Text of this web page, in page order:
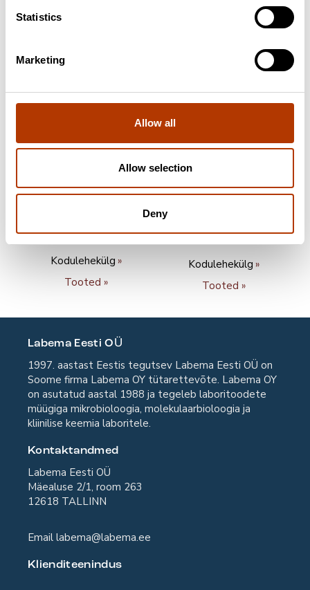
Statistics
Marketing
Allow all
Allow selection
Deny
Tooted
Neogen Ireland Ltd.
Tooted
Kodulehekülg
Tooted
Consultants Ltd
Kodulehekülg
Tooted
Labema Eesti OÜ
1997. aastast Eestis tegutsev Labema Eesti OÜ on
Soome firma Labema OY tütarettevõte. Labema OY
on asutatud aastal 1988 ja tegeleb laboritoodete
müügiga mikrobioloogia, molekulaarbioloogia ja
kliinilise keemia laboritele.
Kontaktandmed
Labema Eesti OÜ
Mäealuse 2/1, room 263
12618 TALLINN
Email labema@labema.ee
Klienditeenindus